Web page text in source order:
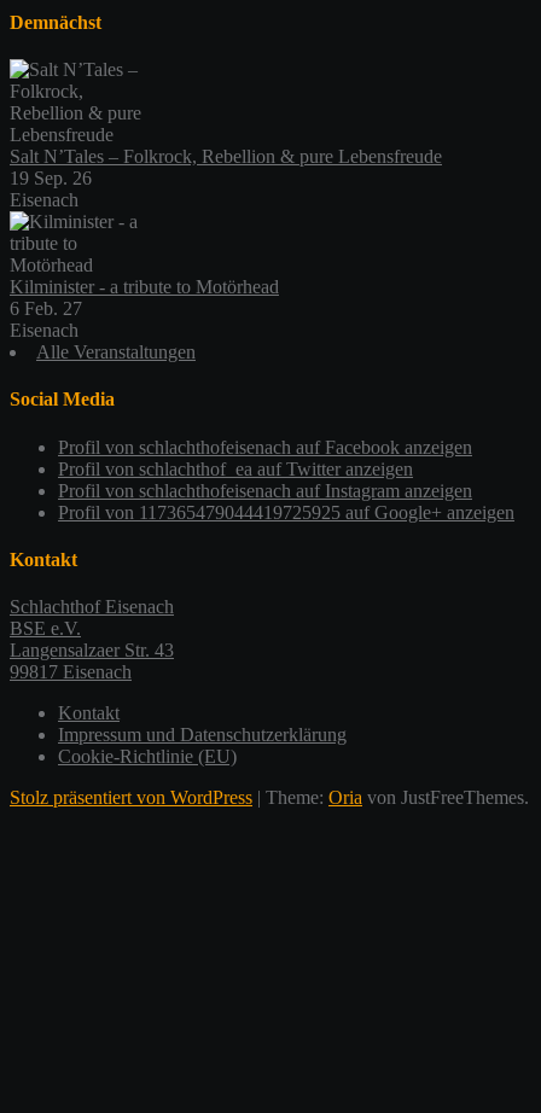
Demnächst
Salt N’Tales – Folkrock, Rebellion & pure Lebensfreude
19 Sep. 26
Eisenach
Kilminister - a tribute to Motörhead
6 Feb. 27
Eisenach
Alle Veranstaltungen
Social Media
Profil von schlachthofeisenach auf Facebook anzeigen
Profil von schlachthof_ea auf Twitter anzeigen
Profil von schlachthofeisenach auf Instagram anzeigen
Profil von 117365479044419725925 auf Google+ anzeigen
Kontakt
Schlachthof Eisenach
BSE e.V.
Langensalzaer Str. 43
99817 Eisenach
Kontakt
Impressum und Datenschutzerklärung
Cookie-Richtlinie (EU)
Stolz präsentiert von WordPress | Theme: Oria von JustFreeThemes.